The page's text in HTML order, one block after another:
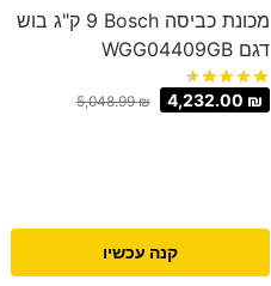
מכונת כביסה Bosch ‏9 ‏ק"ג בוש
דגם WGG04409GB
5,048.99₪ 4,232.00 ₪
קנה עכשיו